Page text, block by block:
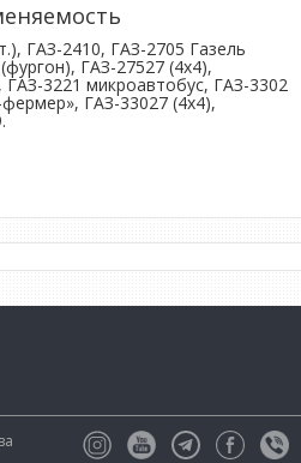
ГАЗ-2410, ГАЗ-2705 Газель
ГАЗ-27527 (4х4),
3221 микроавтобус, ГАЗ-3302
ГАЗ-33027 (4х4),